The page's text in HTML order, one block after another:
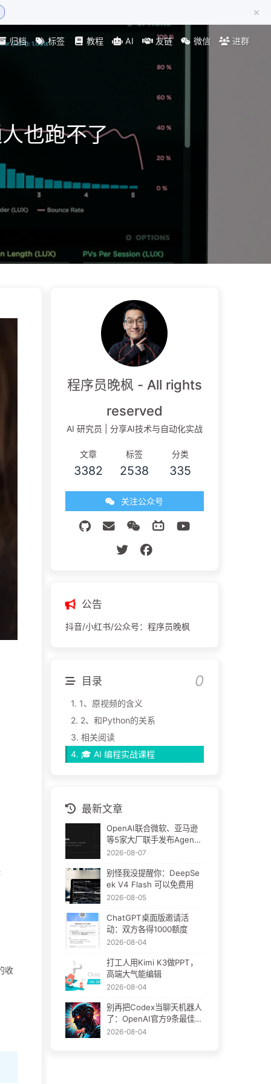
×
归档 标签 教程 AI 友链 微信 进群
也跑不了
收
程序员晚枫 - All rights
reserved
AI 研究员 | 分享AI技术与自动化实战
文章
3382
标签
2538
分类
335
关注公众号
公告
抖音/小红书/公众号：程序员晚枫
目录
1. 1、原视频的含义
2. 2、和Python的关系
3. 相关阅读
4. 🎓 AI 编程实战课程
最新文章
OpenAI联合微软、亚马逊
等5家大厂联手发布Agent
Plugins：AI插件终于要统
2026-08-07
别怪我没提醒你：DeepSe
ek V4 Flash 可以免费用
2026-08-05
ChatGPT桌面版邀请活
动：双方各得1000额度
2026-08-04
打工人用Kimi K3做PPT，
高端大气能编辑
2026-08-04
别再把Codex当聊天机器人
了：OpenAI官方9条最佳实
践
2026-08-04